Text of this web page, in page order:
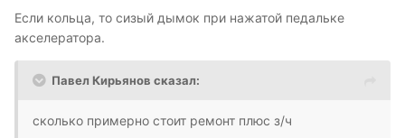
Если кольца, то сизый дымок при нажатой педальке
акселератора.
Павел Кирьянов сказал:
сколько примерно стоит ремонт плюс з/ч